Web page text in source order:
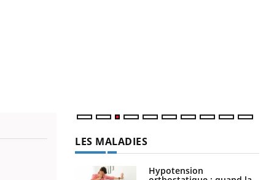
LES MALADIES
Hypotension